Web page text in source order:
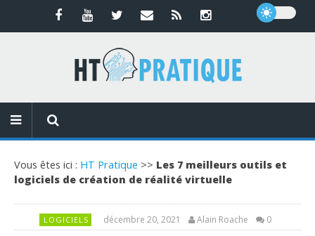
Vous êtes ici : HT Pratique >> Les 7 meilleurs outils et
logiciels de création de réalité virtuelle
LOGICIELS décembre 20, 2021 Alain Roache 0